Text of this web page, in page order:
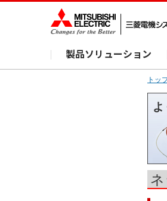
製品ソリューション
トッ